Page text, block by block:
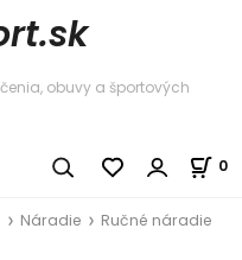
obuvy a športových
0
Náradie
Ručné náradie